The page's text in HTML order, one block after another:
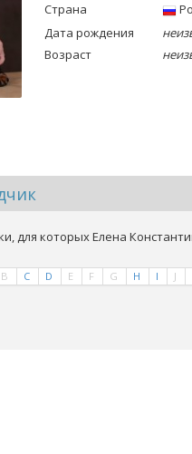
Страна
Дата рождения
Возраст
для которых Елена
B C D E F G H I J